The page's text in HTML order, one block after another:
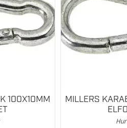
100X10MM
MILLERS